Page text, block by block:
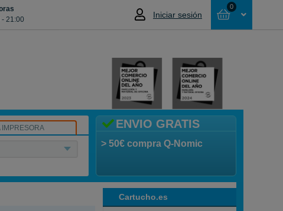
21:00
Iniciar sesión
0
NO HAS SELECCIONADO NINGÚN
ENVIO GRATIS
> 50€ compra Q-Nomic
IMPRESORA
Cartucho.es